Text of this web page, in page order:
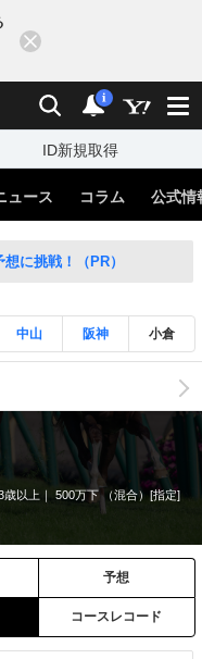
検索 通知
i
ID新規取得
ュース コラム 公式情
に挑戦！（PR）
中山 阪神 小倉
歳以上
500万下 （混合）[指定]
予想
コースレコード